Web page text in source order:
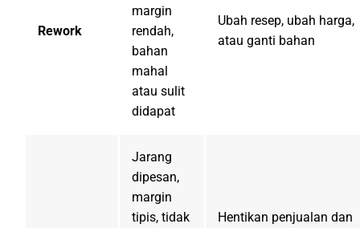
Rework
margin
rendah,
bahan
mahal
atau sulit
didapat
Ubah resep, ubah harga,
atau ganti bahan
Jarang
dipesan,
margin
tipis, tidak
Hentikan penjualan dan